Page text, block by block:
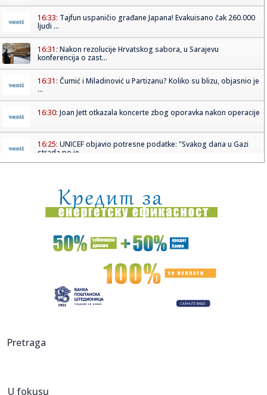
16:33: Tajfun uspaničio građane Japana! Evakuisano čak 260.000
ljudi ...
16:31: Nakon rezolucije Hrvatskog sabora, u Sarajevu
konferencija o zast...
16:31: Čumić i Miladinović u Partizanu? Koliko su blizu, objasnio je
...
16:30: Joan Jett otkazala koncerte zbog oporavka nakon operacije
16:25: UNICEF objavio potresne podatke: "Svakog dana u Gazi
strada po je...
16:24:Srbija ide na Svetsko prvenstvo – Poljaci pali u "Pioniru"
16:23:Sedmica od ponedeljka menja trasu
LDK i Samoopredjeljenje bez političkog dogovora pred
16:21:Bio je jedan od najboljih u Evroligi – sada se vratio na
brutalno pretu...
Pretraga
U fokusu